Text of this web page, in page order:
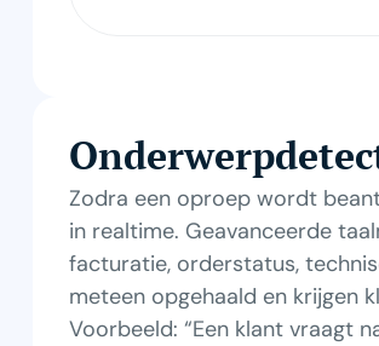
Zodra een oproep wordt
in realtime. Geavanceerde
facturatie, orderstatus,
meteen opgehaald en krijgen
Voorbeeld: “Een klant vraagt